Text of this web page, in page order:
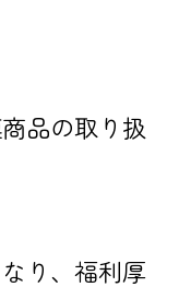
品の取り扱
り、福利厚